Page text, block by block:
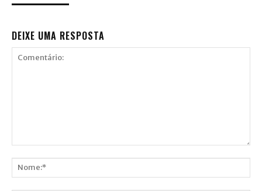
DEIXE UMA RESPOSTA